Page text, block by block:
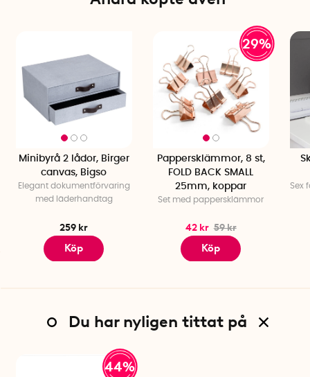
Minibyrå 2 lådor, Birger
canvas, Bigso
Elegant dokumentförvaring
med läderhandtag
259 kr
Köp
29%
Pappersklämmor, 8 st,
FOLD BACK SMALL
25mm, koppar
Set med pappersklämmor
42 kr 59 kr
Köp
Sex
Du har nyligen tittat på
44%